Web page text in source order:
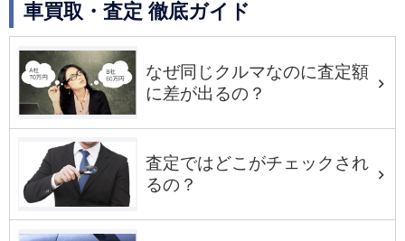
車買取・査定 徹底ガイド
なぜ同じクルマなのに査定額
に差が出るの？
査定ではどこがチェックされ
るの？